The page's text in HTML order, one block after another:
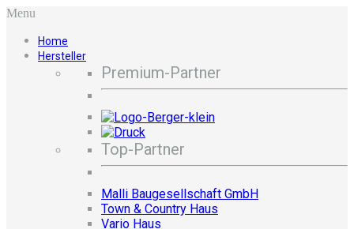
Menu
Home
Hersteller
Premium-Partner
Top-Partner
Malli Baugesellschaft GmbH
Town & Country Haus
Vario Haus